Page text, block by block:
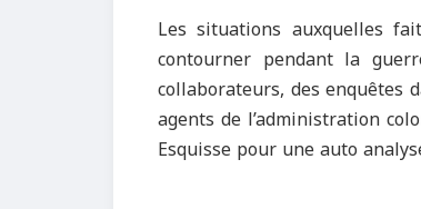
Les situations auxquelles
contourner pendant la
collaborateurs, des enquêtes
agents de l’administration
Esquisse pour une auto